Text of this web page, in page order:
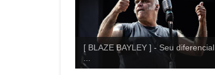
[ BLAZE BAYLEY ] - Seu diferencial
...